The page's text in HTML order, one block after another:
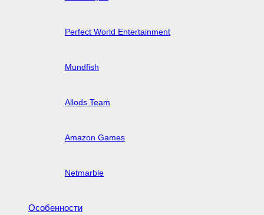
Perfect World Entertainment
Mundfish
Allods Team
Amazon Games
Netmarble
Особенности